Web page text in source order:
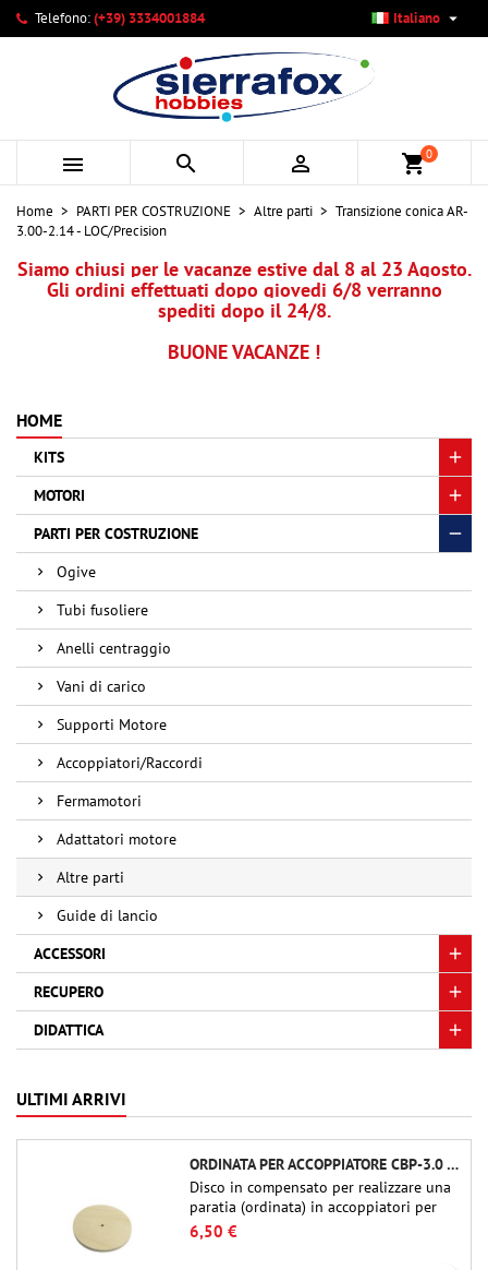
Telefono:(+39) 3334001884 Italiano 
   shopping_cart0
Home PARTI PER COSTRUZIONE Altre parti
Transizione conica AR-
3.00-2.14 - LOC/Precision
Siamo chiusi per le vacanze estive dal 8 al 23 Agosto.
Gli ordini effettuati dopo giovedi 6/8 verranno
spediti dopo il 24/8.
BUONE VACANZE !
HOME
KITS
MOTORI
PARTI PER COSTRUZIONE
Ogive
Tubi fusoliere
Anelli centraggio
Vani di carico
Supporti Motore
Accoppiatori/Raccordi
Fermamotori
Adattatori motore
Altre parti
Guide di lancio
ACCESSORI
RECUPERO
DIDATTICA
ULTIMI ARRIVI
ORDINATA PER ACCOPPIATORE CBP-3.0 - PUBLIC MISSILES LTD.
Disco in compensato per realizzare una
paratia (ordinata) in accoppiatori per
tubi Public Missiles Ltd. da 54 mm (PT-
2.1 o QT-2.1)
6,50 €
Le mie liste di desideri ×
Crea nuova lista
Crea lista dei desideri ×
Nome lista dei desideri
Annulla Crea lista dei desideri
Accedi ×
Devi avere effettuato l'accesso per salvare dei prodotti
nella tua lista dei desideri.
Annulla Accedi